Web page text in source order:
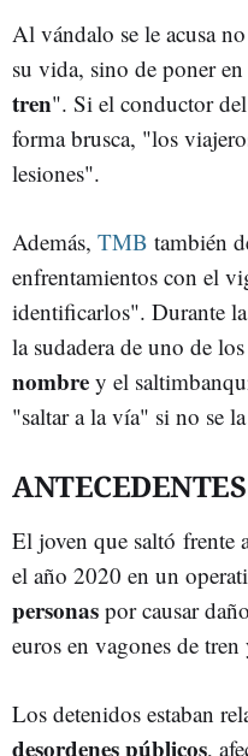
Al vándalo se le acusa
su vida, sino de poner
tren". Si el conductor
forma brusca, "los
lesiones".
Además, TMB también
enfrentamientos con el
identificarlos". Durante
la sudadera de uno de
nombre y el
"saltar a la vía" si no se
ANTECEDENTES
El joven que saltó frente
el año 2020 en un
personas por causar
euros en vagones de
Los detenidos estaban
desordenes públicos,